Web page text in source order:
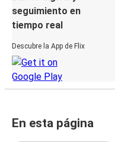
seguimiento en
tiempo real
Descubre la App de Flix
En esta página